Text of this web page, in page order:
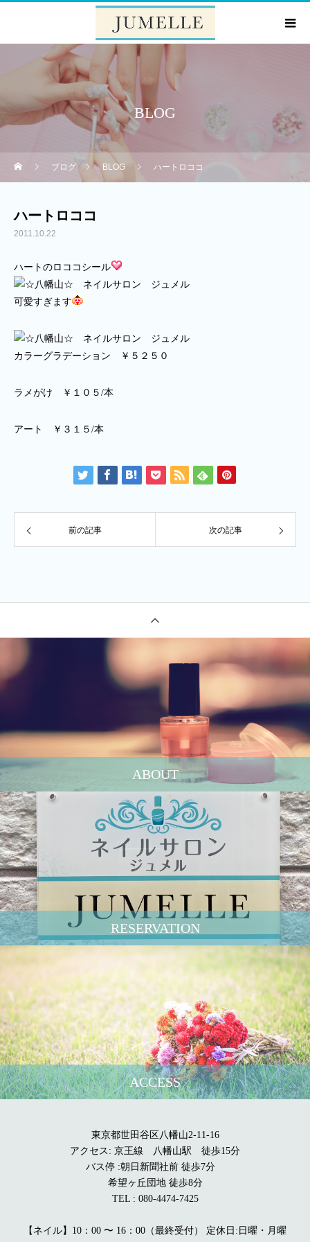
BLOG
ブログ BLOG ハートロココ
ハートロココ
2011.10.22
ハートのロココシール
可愛すぎます
カラーグラデーション ￥５２５０
ラメがけ ￥１０５/本
アート ￥３１５/本
前の記事 次の記事
ABOUT
RESERVATION
ACCESS
東京都世田谷区八幡山2-11-16
アクセス: 京王線 八幡山駅 徒歩15分
バス停 :朝日新聞社前 徒歩7分
希望ヶ丘団地 徒歩8分
TEL : 080-4474-7425
【ネイル】10：00 〜 16：00（最終受付） 定休日:日曜・月曜